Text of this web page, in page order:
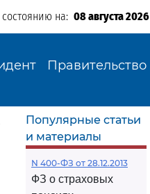
на: 08 августа 2026
Правительство
Популярные статьи
и материалы
N 400-ФЗ от 28.12.2013
ФЗ о страховых